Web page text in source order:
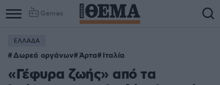
Games
ΕΛΛΑΔΑ
Δωρεά οργάνων Άρτα Ιταλία
«Γέφυρα ζωής» από τα